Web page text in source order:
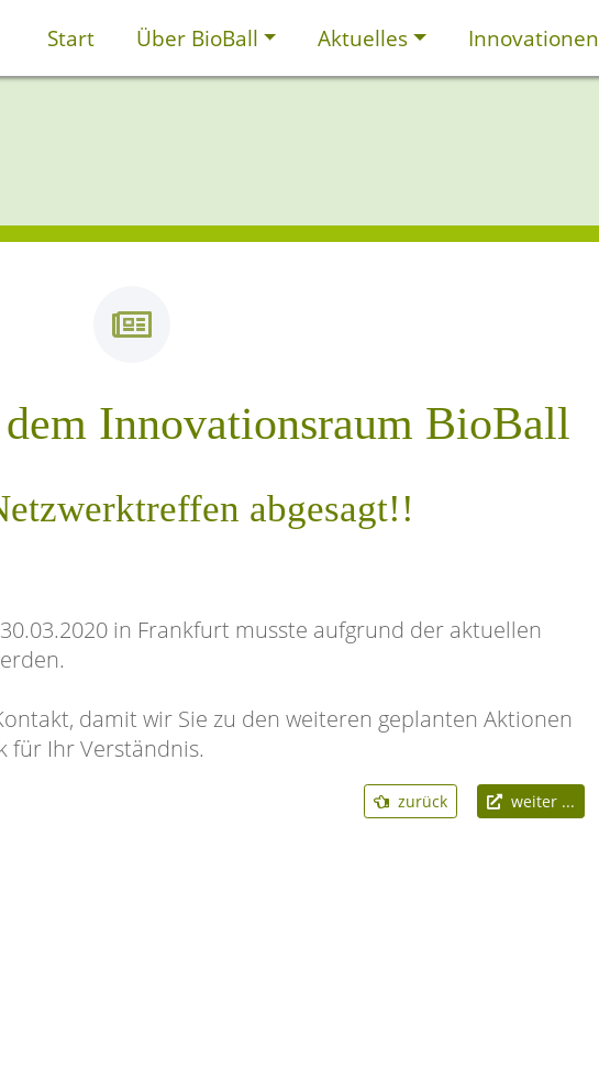
Start Über BioBall Aktuelles Innovationen
Innovationsraum BioBall
abgesagt!!
in Frankfurt musste aufgrund der aktuellen
damit wir Sie zu den weiteren geplanten Aktionen
für Ihr Verständnis.
zurück weiter ...